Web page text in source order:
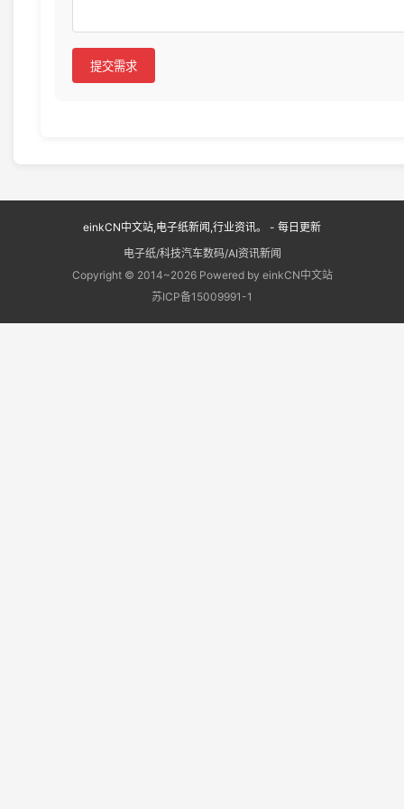
提交需求
einkCN中文站,电子纸新闻,行业资讯。 - 每日更新
电子纸/科技汽车数码/AI资讯新闻
Copyright © 2014~2026 Powered by einkCN中文站
苏ICP备15009991-1